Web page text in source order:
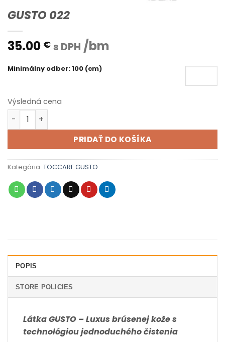
GUSTO 022
35.00 € s DPH /bm
Minimálny odber: 100 (cm)
Výsledná cena
množstvo GUSTO 022
PRIDAŤ DO KOŠÍKA
Kategória: TOCCARE GUSTO
POPIS
STORE POLICIES
Látka GUSTO – Luxus brúsenej kože s
technológiou jednoduchého čistenia